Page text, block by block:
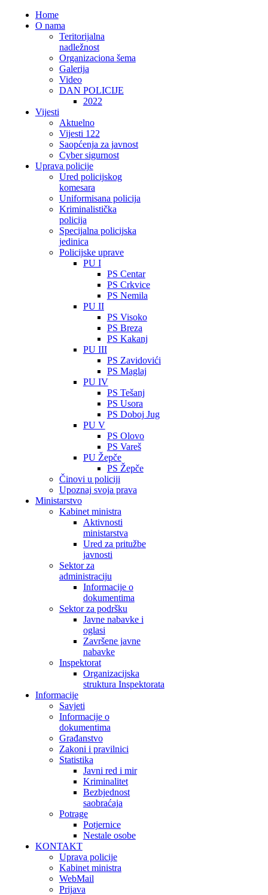
Home
O nama
Teritorijalna
nadležnost
Organizaciona šema
Galerija
Video
DAN POLICIJE
2022
Vijesti
Aktuelno
Vijesti 122
Saopćenja za javnost
Cyber sigurnost
Uprava policije
Ured policijskog
komesara
Uniformisana policija
Kriminalistička
policija
Specijalna policijska
jedinica
Policijske uprave
PU I
PS Centar
PS Crkvice
PS Nemila
PU II
PS Visoko
PS Breza
PS Kakanj
PU III
PS Zavidovići
PS Maglaj
PU IV
PS Tešanj
PS Usora
PS Doboj Jug
PU V
PS Olovo
PS Vareš
PU Žepče
PS Žepče
Činovi u policiji
Upoznaj svoja prava
Ministarstvo
Kabinet ministra
Aktivnosti
ministarstva
Ured za pritužbe
javnosti
Sektor za
administraciju
Informacije o
dokumentima
Sektor za podršku
Javne nabavke i
oglasi
Završene javne
nabavke
Inspektorat
Organizacijska
struktura Inspektorata
Informacije
Savjeti
Informacije o
dokumentima
Građanstvo
Zakoni i pravilnici
Statistika
Javni red i mir
Kriminalitet
Bezbjednost
saobraćaja
Potrage
Potjernice
Nestale osobe
KONTAKT
Uprava policije
Kabinet ministra
WebMail
Prijava